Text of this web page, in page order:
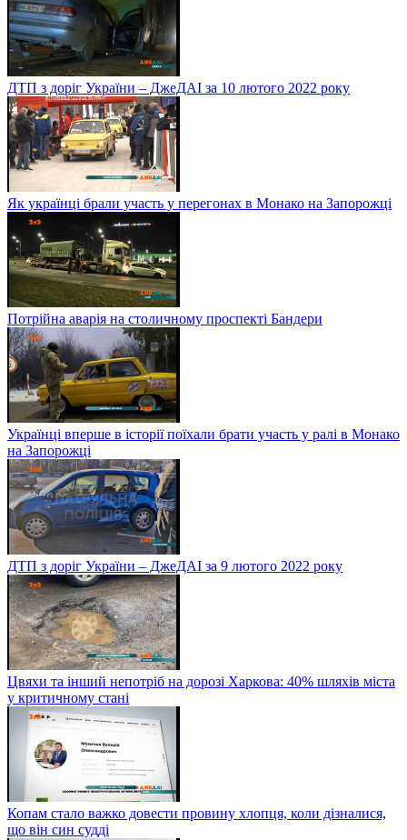
ДТП з доріг України – ДжеДАІ за 10 лютого 2022 року
Як українці брали участь у перегонах в Монако на Запорожці
Потрійна аварія на столичному проспекті Бандери
Українці вперше в історії поїхали брати участь у ралі в Монако
на Запорожці
ДТП з доріг України – ДжеДАІ за 9 лютого 2022 року
Цвяхи та інший непотріб на дорозі Харкова: 40% шляхів міста
у критичному стані
Копам стало важко довести провину хлопця, коли дізналися,
що він син судді